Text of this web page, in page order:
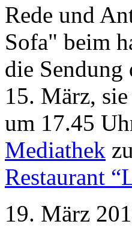
Rede und
Sofa" beim
die
15. März,
um 17.45
Mediathek
Restaurant
19. März